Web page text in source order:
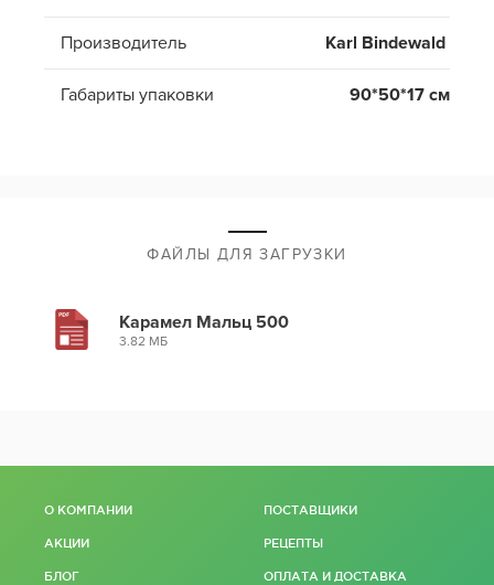
Производитель Karl Bindewald
Габариты упаковки 90*50*17 см
ФАЙЛЫ ДЛЯ ЗАГРУЗКИ
Карамел Мальц 500
3.82 МБ
О КОМПАНИИ ПОСТАВЩИКИ
АКЦИИ РЕЦЕПТЫ
БЛОГ ОПЛАТА И ДОСТАВКА